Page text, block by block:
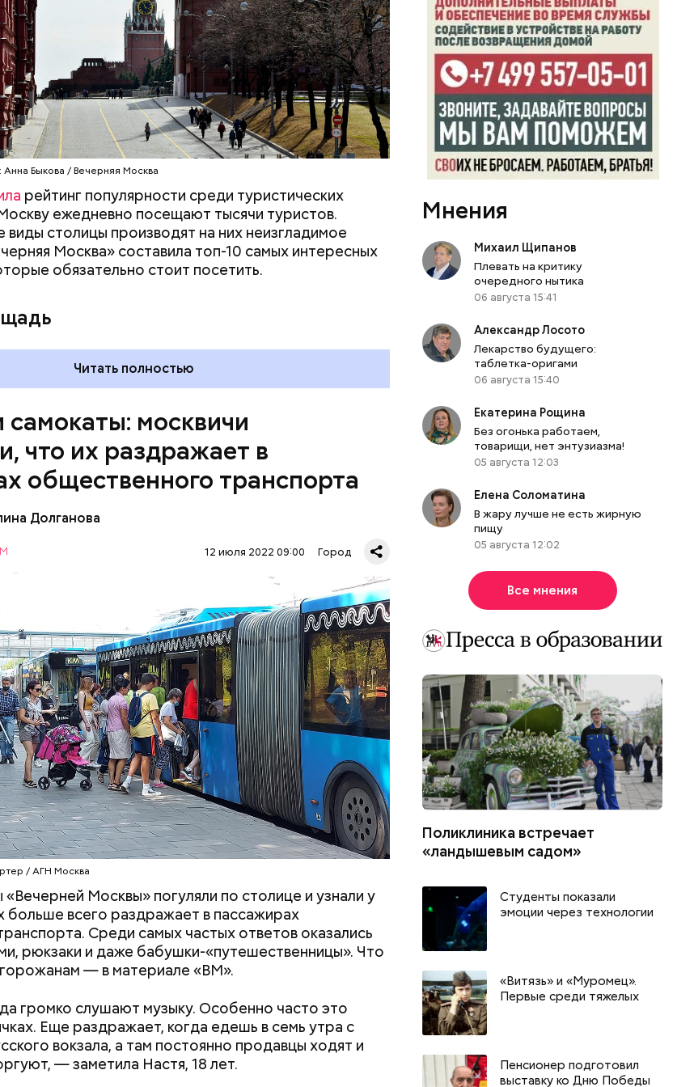
День качания на качелях и
День шампанского: какие
праздники отмечают в России
День арбуза и День поцелуев
с зеркалом: какие праздники
отмечают в России и мире 3
холостяка:
Быкова / Вечерняя Москва
рейтинг популярности среди туристических
ежедневно посещают тысячи туристов.
столицы производят на них неизгладимое
Москва» составила топ-10 самых интересных
обязательно стоит посетить.
Читать полностью
москвичи
что их раздражает в
общественного транспорта
Долганова
12 июля 2022 09:00 Город
/ АГН Москва
Москвы» погуляли по столице и узнали у
больше всего раздражает в пассажирах
Среди самых частых ответов оказались
рюкзаки и даже бабушки-«путешественницы». Что
— в материале «ВМ».
громко слушают музыку. Особенно часто это
Еще раздражает, когда едешь в семь утра с
вокзала, а там постоянно продавцы ходят и
— заметила Настя, 18 лет.
прямо бесит, когда не снимают. Если едешь в час
тебя чем-нибудь заденут, — сказала Александра, 19
когда пытаешься выйти из вагона
прямо по центру в дверях. И приходится их
дают тебе пройти, что очень бестактно, —
55 лет.
ПАССАЖИРЫ МОСКВА
Мнения
Михаил Щипанов
Плевать на критику
очередного нытика
06 августа 15:41
Александр Лосото
Лекарство будущего:
таблетка-оригами
06 августа 15:40
Екатерина Рощина
Без огонька работаем,
товарищи, нет энтузиазма!
05 августа 12:03
Елена Соломатина
В жару лучше не есть жирную
пищу
05 августа 12:02
Все мнения
Поликлиника встречает
«ландышевым садом»
Студенты показали
эмоции через технологии
«Витязь» и «Муромец».
Первые среди тяжелых
Пенсионер подготовил
выставку ко Дню Победы